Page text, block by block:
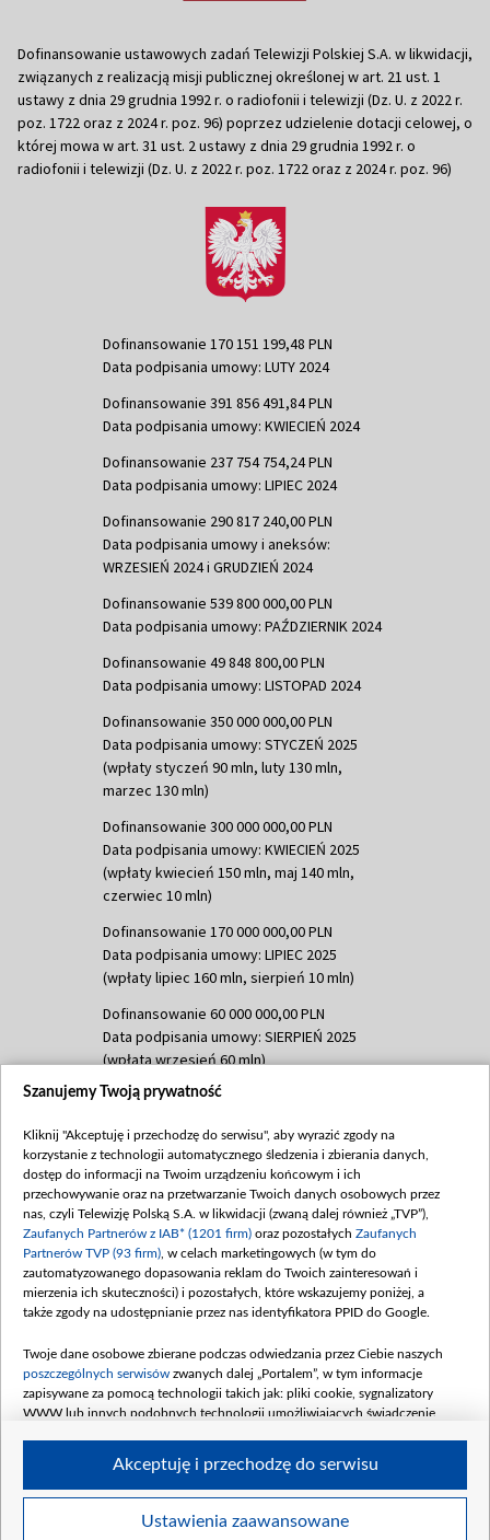
Dofinansowanie ustawowych zadań Telewizji Polskiej S.A. w likwidacji,
związanych z realizacją misji publicznej określonej w art. 21 ust. 1
ustawy z dnia 29 grudnia 1992 r. o radiofonii i telewizji (Dz. U. z 2022 r.
poz. 1722 oraz z 2024 r. poz. 96) poprzez udzielenie dotacji celowej, o
której mowa w art. 31 ust. 2 ustawy z dnia 29 grudnia 1992 r. o
radiofonii i telewizji (Dz. U. z 2022 r. poz. 1722 oraz z 2024 r. poz. 96)
Dofinansowanie 170 151 199,48 PLN
Data podpisania umowy: LUTY 2024
Dofinansowanie 391 856 491,84 PLN
Data podpisania umowy: KWIECIEŃ 2024
Dofinansowanie 237 754 754,24 PLN
Data podpisania umowy: LIPIEC 2024
Dofinansowanie 290 817 240,00 PLN
Data podpisania umowy i aneksów:
WRZESIEŃ 2024 i GRUDZIEŃ 2024
Dofinansowanie 539 800 000,00 PLN
Data podpisania umowy: PAŹDZIERNIK 2024
Dofinansowanie 49 848 800,00 PLN
Data podpisania umowy: LISTOPAD 2024
Dofinansowanie 350 000 000,00 PLN
Data podpisania umowy: STYCZEŃ 2025
(wpłaty styczeń 90 mln, luty 130 mln,
marzec 130 mln)
Dofinansowanie 300 000 000,00 PLN
Data podpisania umowy: KWIECIEŃ 2025
(wpłaty kwiecień 150 mln, maj 140 mln,
czerwiec 10 mln)
Dofinansowanie 170 000 000,00 PLN
Data podpisania umowy: LIPIEC 2025
(wpłaty lipiec 160 mln, sierpień 10 mln)
Dofinansowanie 60 000 000,00 PLN
Data podpisania umowy: SIERPIEŃ 2025
(wpłata wrzesień 60 mln)
Dofinansowanie 635 783 051,21 PLN
(wpłata wrzesień 100 mln, październik 350
mln, listopad 265 mln)
Dofinansowanie 48 862 000,00 PLN
Data podpisania umowy: GRUDZIEŃ 2025
(wpłata grudzień 60,548 mln)
Dofinansowanie 900 000 000,00 PLN
Data podpisania umowy: LUTY 2026 (wpłata
kwiecień 180 mln, 7 maja 180 mln, 8
czerwca 90 mln)
Dofinansowanie 250 000 000,00 PLN
4 sierpnia 250 mln
Szanujemy Twoją prywatność
Kliknij "Akceptuję i przechodzę do serwisu", aby wyrazić zgody na
korzystanie z technologii automatycznego śledzenia i zbierania danych,
dostęp do informacji na Twoim urządzeniu końcowym i ich
przechowywanie oraz na przetwarzanie Twoich danych osobowych przez
nas, czyli Telewizję Polską S.A. w likwidacji (zwaną dalej również „TVP”),
Zaufanych Partnerów z IAB* (1201 firm) oraz pozostałych Zaufanych
Partnerów TVP (93 firm) , w celach marketingowych (w tym do
zautomatyzowanego dopasowania reklam do Twoich zainteresowań i
mierzenia ich skuteczności) i pozostałych, które wskazujemy poniżej, a
także zgody na udostępnianie przez nas identyfikatora PPID do Google.
Twoje dane osobowe zbierane podczas odwiedzania przez Ciebie naszych
poszczególnych serwisów zwanych dalej „Portalem”, w tym informacje
zapisywane za pomocą technologii takich jak: pliki cookie, sygnalizatory
WWW lub innych podobnych technologii umożliwiających świadczenie
Twoje dane osobowe zbierane podczas odwiedzania przez Ciebie
Ustawienia zaawansowane
Akceptuję i przechodzę do serwisu